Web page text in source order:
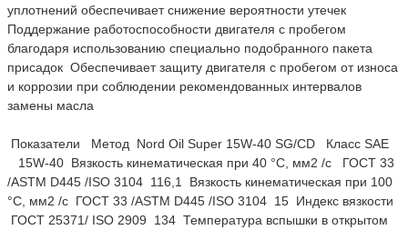
уплотнений обеспечивает снижение вероятности утечек
Поддержание работоспособности двигателя с пробегом
благодаря использованию специально подобранного пакета
присадок Обеспечивает защиту двигателя с пробегом от износа
и коррозии при соблюдении рекомендованных интервалов
замены масла
Показатели Метод Nord Oil Super 15W-40 SG/CD Класс SAE
15W-40 Вязкость кинематическая при 40 °С, мм2 /с ГОСТ 33
/ASTM D445 /ISO 3104 116,1 Вязкость кинематическая при 100
°С, мм2 /с ГОСТ 33 /ASTM D445 /ISO 3104 15 Индекс вязкости
ГОСТ 25371/ ISO 2909 134 Температура вспышки в открытом